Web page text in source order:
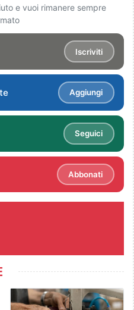
e vuoi rimanere sempre
Iscriviti
Aggiungi
Seguici
Abbonati